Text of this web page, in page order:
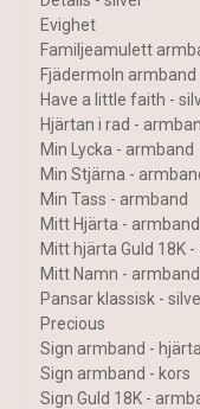
Evighet
Familjeamulett
Fjädermoln armband
Have a little faith -
Hjärtan i rad -
Min Lycka - armband
Min Stjärna -
Min Tass - armband
Mitt Hjärta - armband
Mitt hjärta Guld 18K
Mitt Namn - armband
Pansar klassisk -
Precious
Sign armband - hjärta
Sign armband - kors
Sign Guld 18K -